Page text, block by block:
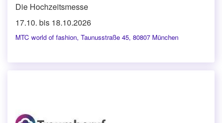
Die Hochzeitsmesse
17.10. bis 18.10.2026
MTC world of fashion, Taunusstraße 45, 80807 München